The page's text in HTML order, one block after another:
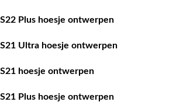
Plus hoesje ontwerpen
S21 Ultra hoesje ontwerpen
hoesje ontwerpen
Plus hoesje ontwerpen